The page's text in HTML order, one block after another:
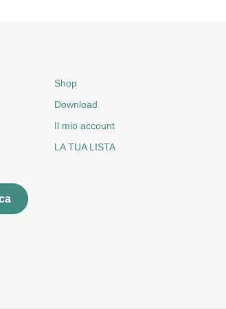
Shop
Download
Il mio account
LA TUA LISTA